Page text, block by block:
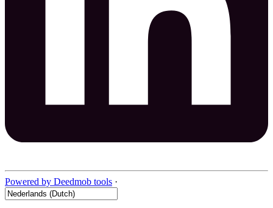
Powered by Deedmob tools ·